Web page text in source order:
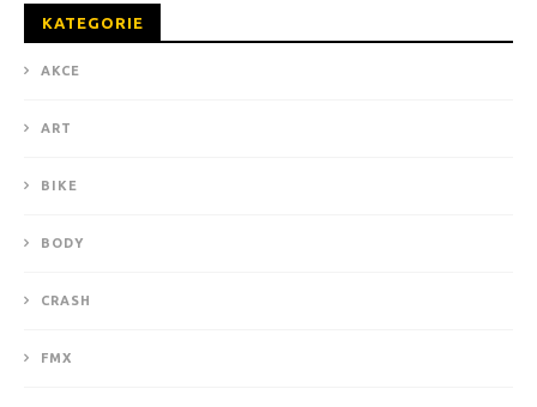
KATEGORIE
AKCE
ART
BIKE
BODY
CRASH
FMX